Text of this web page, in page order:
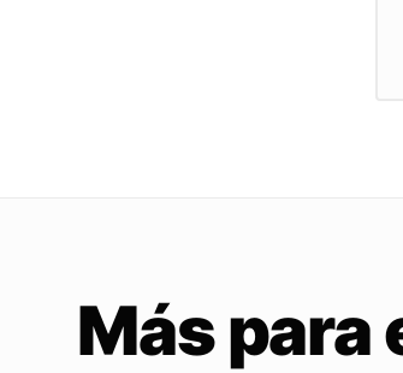
Más para